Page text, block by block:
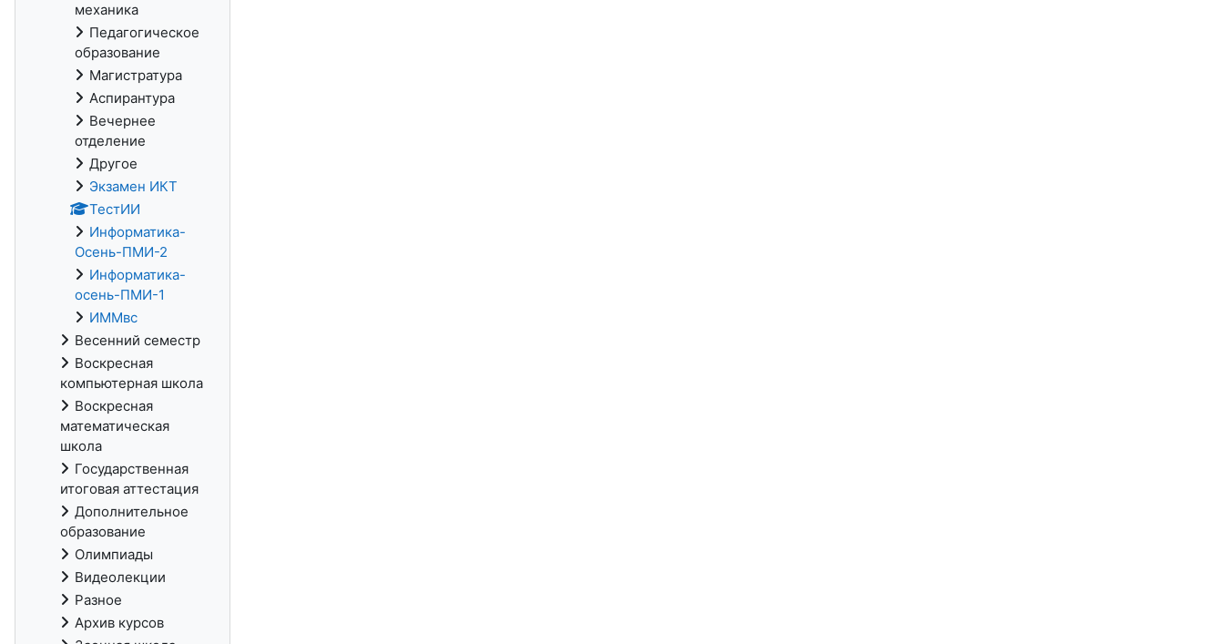
механика
Педагогическое
образование
Магистратура
Аспирантура
Вечернее
отделение
Другое
Экзамен ИКТ
ТестИИ
Информатика-
Осень-ПМИ-2
Информатика-
осень-ПМИ-1
ИММвс
Весенний семестр
Воскресная
компьютерная школа
Воскресная
математическая
школа
Государственная
итоговая аттестация
Дополнительное
образование
Олимпиады
Видеолекции
Разное
Архив курсов